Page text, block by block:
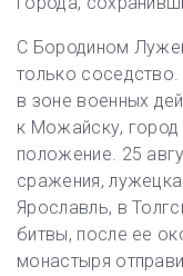
С Бородином
только
в зоне военных
к Можайску, город
положение. 25
сражения,
Ярославль, в
битвы, после ее
монастыря